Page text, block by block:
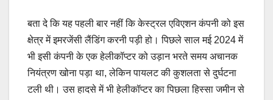
बता दे कि यह पहली बार नहीं कि केस्ट्रल एविएशन कंपनी को इस
क्षेत्र में इमरजेंसी लैंडिंग करनी पड़ी हो। पिछले साल मई 2024 में
भी इसी कंपनी के एक हेलीकॉप्टर को उड़ान भरते समय अचानक
नियंत्रण खोना पड़ा था, लेकिन पायलट की कुशलता से दुर्घटना
टली थी। उस हादसे में भी हेलीकॉप्टर का पिछला हिस्सा जमीन से